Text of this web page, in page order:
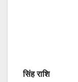
सिंह राशि